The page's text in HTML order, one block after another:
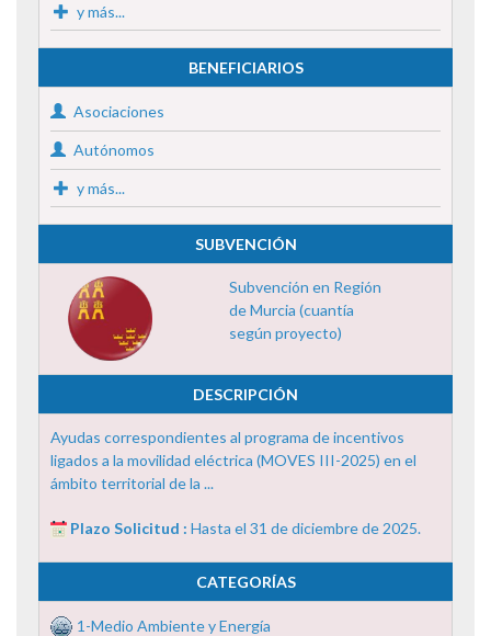
y más...
BENEFICIARIOS
Asociaciones
Autónomos
y más...
SUBVENCIÓN
Subvención en Región
de Murcia (cuantía
según proyecto)
DESCRIPCIÓN
Ayudas correspondientes al programa de incentivos
ligados a la movilidad eléctrica (MOVES III-2025) en el
ámbito territorial de la ...
Plazo Solicitud : Hasta el 31 de diciembre de 2025.
CATEGORÍAS
1-Medio Ambiente y Energía